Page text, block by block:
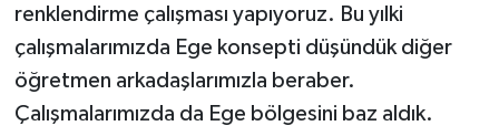
renklendirme çalışması yapıyoruz. Bu yılki
çalışmalarımızda Ege konsepti düşündük diğer
öğretmen arkadaşlarımızla beraber.
Çalışmalarımızda da Ege bölgesini baz aldık.
YEREL
Yerel Haberler